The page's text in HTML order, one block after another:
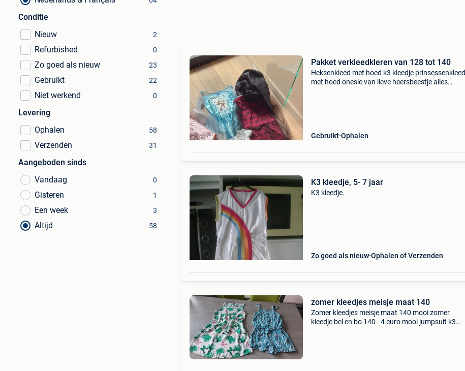
Conditie
Nieuw
2
Refurbished 0
Zo goed als nieuw 23
Gebruikt 22
Niet werkend 0
Levering
Ophalen
58
Verzenden 31
Aangeboden sinds
Vandaag
0
Gisteren 1
Een week 3
Altijd 58
Pakket verkleedkleren van 128 tot 140
Heksenkleed met hoed k3 kleedje prinsessenkleed
met hoed onesie van lieve heersbeestje alles
Gebruikt Ophalen
K3 kleedje, 5- 7 jaar
K3 kleedje.
Zo goed als nieuw Ophalen of Verzenden
zomer kleedjes meisje maat 140
Zomer kleedjes meisje maat 140 mooi zomer
kleedje bel en bo 140 - 4 euro mooi jumpsuit k3